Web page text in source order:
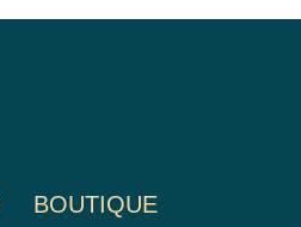
BOUTIQUE